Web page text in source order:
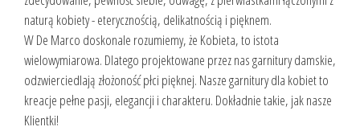
naturą kobiety - eterycznością, delikatnością i pięknem.
W De Marco doskonale rozumiemy, że Kobieta, to istota
wielowymiarowa. Dlatego projektowane przez nas garnitury damskie,
odzwierciedlają złożoność płci pięknej. Nasze garnitury dla kobiet to
kreacje pełne pasji, elegancji i charakteru. Dokładnie takie, jak nasze
Klientki!